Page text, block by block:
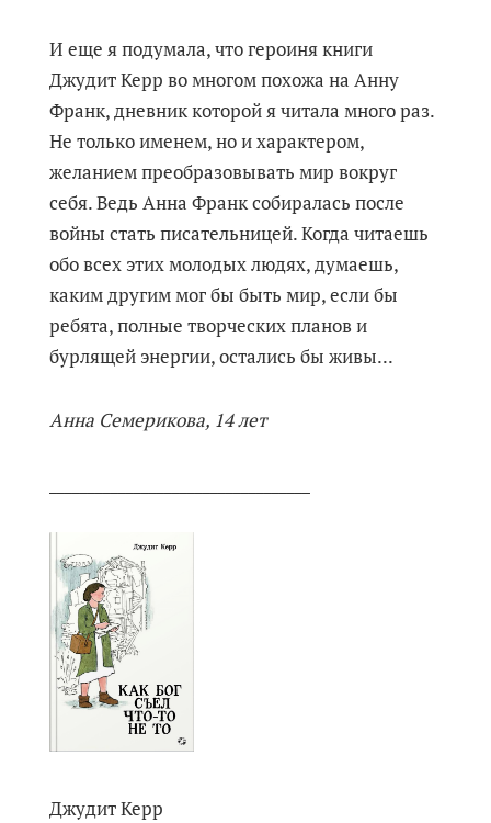
И еще я подумала, что героиня книги
Джудит Керр во многом похожа на Анну
Франк, дневник которой я читала много раз.
Не только именем, но и характером,
желанием преобразовывать мир вокруг
себя. Ведь Анна Франк собиралась после
войны стать писательницей. Когда читаешь
обо всех этих молодых людях, думаешь,
каким другим мог бы быть мир, если бы
ребята, полные творческих планов и
бурлящей энергии, остались бы живы...
Анна Семерикова, 14 лет
Джудит Керр